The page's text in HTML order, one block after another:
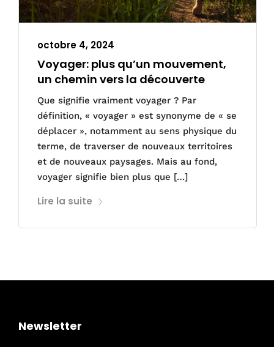
octobre 4, 2024
Voyager: plus qu’un mouvement,
un chemin vers la découverte
Que signifie vraiment voyager ? Par
définition, « voyager » est synonyme de « se
déplacer », notamment au sens physique du
terme, de traverser de nouveaux territoires
et de nouveaux paysages. Mais au fond,
voyager signifie bien plus que […]
Lire la suite
Newsletter